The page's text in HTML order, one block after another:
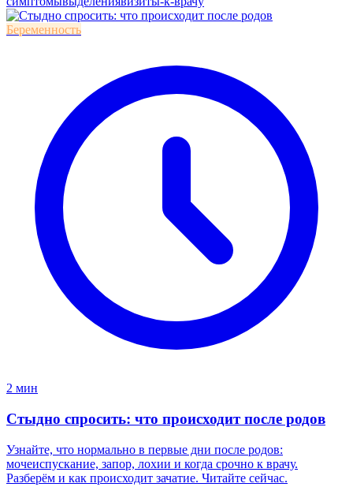
Беременность
2 мин
Стыдно спросить: что происходит после родов
Узнайте, что нормально в первые дни после родов:
мочеиспускание, запор, лохии и когда срочно к врачу.
Разберём и как происходит зачатие. Читайте сейчас.